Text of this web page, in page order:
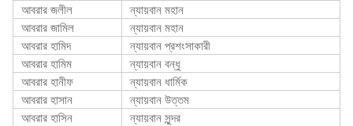
আবরার জলীল
ন্যায়বান মহান
আবরার জামিল
ন্যায়বান মহান
আবরার হামিদ
ন্যায়বান প্রশংসাকারী
আবরার হামিম
ন্যায়বান বন্ধু
আবরার হানীফ
ন্যায়বান ধার্মিক
আবরার হাসান
ন্যায়বান উত্তম
আবরার হাসিন
ন্যায়বান সুন্দর